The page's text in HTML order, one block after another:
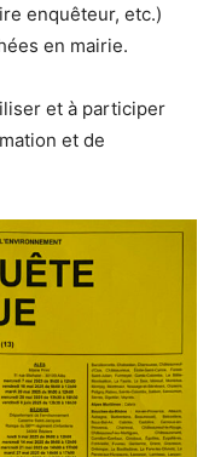
enquêteur, etc.)
en mairie.
et à participer
et de